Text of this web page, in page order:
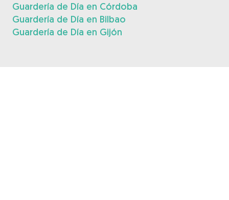
Guardería de Día en Córdoba
Guardería de Día en Bilbao
Guardería de Día en Gijón